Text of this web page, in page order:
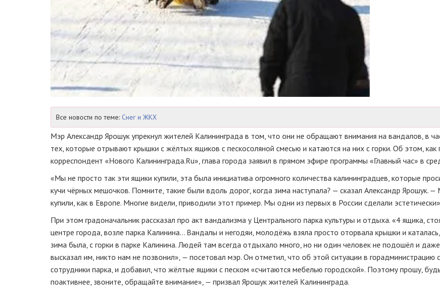
Все новости по теме: Снег и ЖКХ
Мэр Александр Ярошук упрекнул жителей Калининграда в том, что они не обращают внимания на вандалов, в
тех, которые отрывают крышки с жёлтых ящиков с пескосоляной смесью и катаются на них с горки. Об этом, как
корреспондент «Нового Калининграда.Ru», глава города заявил в прямом эфире программы «Главный час» в
«Мы не просто так эти ящики купили, эта была инициатива огромного количества калининградцев, которые
кучи чёрных мешочков. Помните, такие были вдоль дорог, когда зима наступала? — сказал Александр Ярошук.
купили, как в Европе. Многие видели, приводили этот пример. Мы одни из первых в России сделали
При этом градоначальник рассказал про акт вандализма у Центрального парка культуры и отдыха. «4 ящика,
центре города, возле парка Калинина… Вандалы и негодяи, молодёжь взяла просто оторвала крышки и
зима была, с горки в парке Калинина. Людей там всегда отдыхало много, но ни один человек не подошёл и даже
высказал им, никто нам не позвонил», — посетовал мэр. Он отметил, что об этой ситуации в горадминистрацию
сотрудники парка, и добавил, что жёлтые ящики с песком «считаются мебелью городской». Поэтому прошу,
поактивнее, звоните, обращайте внимание», — призвал Ярошук жителей Калининграда.